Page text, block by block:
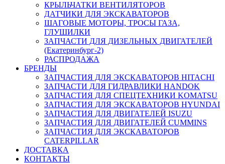
КРЫЛЬЧАТКИ ВЕНТИЛЯТОРОВ
ДАТЧИКИ ДЛЯ ЭКСКАВАТОРОВ
ШАГОВЫЕ МОТОРЫ, ТРОСЫ ГАЗА,
ГЛУШИЛКИ
ЗАПЧАСТИ ДЛЯ ДИЗЕЛЬНЫХ ДВИГАТЕЛЕЙ
(Екатеринбург-2)
РАСПРОДАЖА
БРЕНДЫ
ЗАПЧАСТИЯ ДЛЯ ЭКСКАВАТОРОВ HITACHI
ЗАПЧАСТИ ДЛЯ ГИДРАВЛИКИ HANDOK
ЗАПЧАСТИЯ ДЛЯ СПЕЦТЕХНИКИ KOMATSU
ЗАПЧАСТИЯ ДЛЯ ЭКСКАВАТОРОВ HYUNDAI
ЗАПЧАСТИЯ ДЛЯ ДВИГАТЕЛЕЙ ISUZU
ЗАПЧАСТИЯ ДЛЯ ДВИГАТЕЛЕЙ CUMMINS
ЗАПЧАСТИЯ ДЛЯ ЭКСКАВАТОРОВ
CATERPILLAR
ДОСТАВКА
КОНТАКТЫ